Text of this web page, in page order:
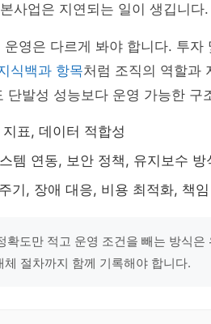
사업은 지연되는 일이 생깁니다.
영은 다르게 봐야 합니다. 투자
식백과 항목처럼 조직의 역할과
발성 성능보다 운영 가능한 구
표, 데이터 적합성
템 연동, 보안 정책, 유지보수 방
기, 장애 대응, 비용 최적화, 책
도만 적고 운영 조건을 빼는 방식은
절차까지 함께 기록해야 합니다.